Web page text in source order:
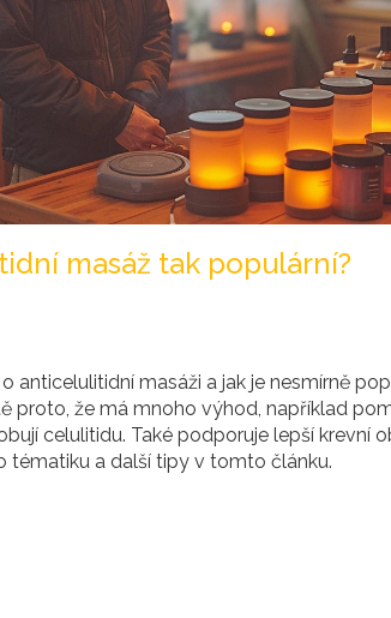
masáž tak populární?
anticelulitidní masáži a jak je nesmírně
proto, že má mnoho výhod, například
celulitidu. Také podporuje lepší krevní
tématiku a další tipy v tomto článku.